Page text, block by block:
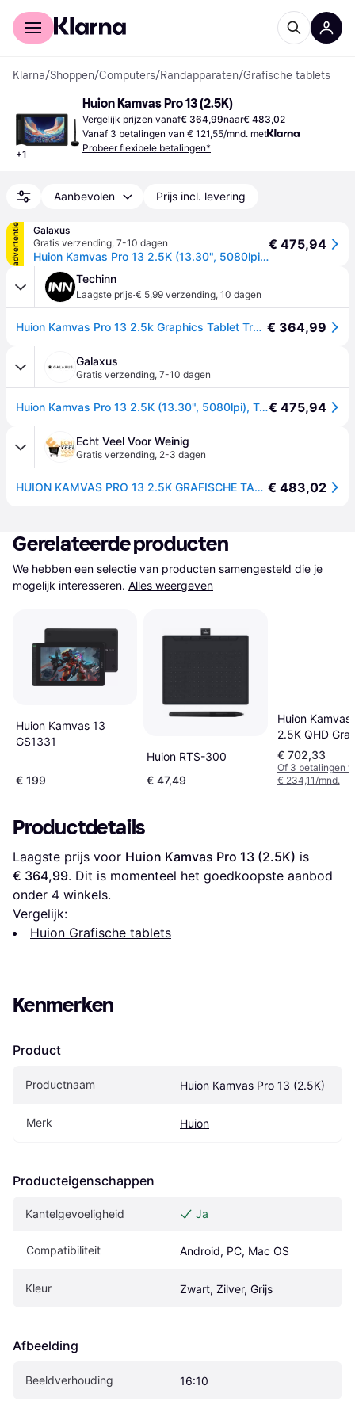
Voor shoppers
Klarna/Shoppen/Computers/Randapparaten/Grafische tablets
+1
Huion Kamvas Pro 13 (2.5K)
Vergelijk prijzen vanaf€ 364,99naar€ 483,02
Vanaf 3 betalingen van € 121,55/mnd. met
Probeer flexibele betalingen*
Aanbevolen Prijs incl. levering
advertentie
Galaxus
Gratis verzending, 7-10 dagen
Huion Kamvas Pro 13 2.5K (13.30", 5080lpi), Tekentablet, Grijs, Zwart, Zilver
€ 475,94
Techinn
Laagste prijs·€ 5,99 verzending, 10 dagen
Huion Kamvas Pro 13 2.5k Graphics Tablet Transparant One Size / EU Plug 220V € 364,99
Galaxus
Gratis verzending, 7-10 dagen
Huion Kamvas Pro 13 2.5K (13.30", 5080lpi), Tekentablet, Grijs, Zwart, Zilver€ 475,94
Echt Veel Voor Weinig
Gratis verzending, 2-3 dagen
HUION KAMVAS PRO 13 2.5K GRAFISCHE TABLET € 483,02
Gerelateerde producten
We hebben een selectie van producten samengesteld die je
mogelijk interesseren. Alles weergeven
Huion Kamvas 13
GS1331
€ 199
Huion RTS-300
€ 47,49
Huion Kamvas
2.5K QHD
Drawing Tablet
€ 702,33
Of 3 betalingen
€ 234,11/mnd.
Productdetails
Laagste prijs voor Huion Kamvas Pro 13 (2.5K)
€ 364,99. Dit is momenteel het goedkoopste aanbod
onder 4 winkels.
Vergelijk:
Huion Grafische tablets
Kenmerken
Product
Productnaam Huion Kamvas Pro 13 (2.5K)
Merk Huion
Producteigenschappen
Kantelgevoeligheid Ja
Compatibiliteit Android, PC, Mac OS
Kleur Zwart, Zilver, Grijs
Afbeelding
Beeldverhouding 16:10